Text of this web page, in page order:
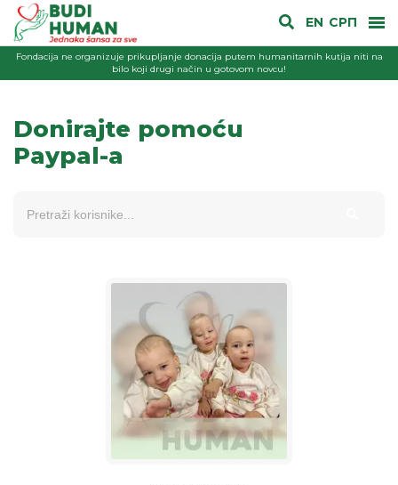
EN СРП
Fondacija ne organizuje prikupljanje donacija putem humanitarnih kutija niti na
bilo koji drugi način u gotovom novcu!
Donirajte pomoću
Paypal-a